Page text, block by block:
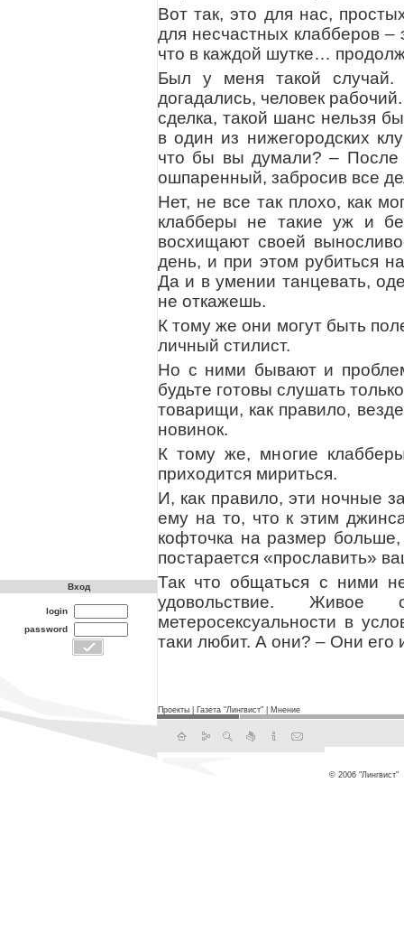
Вот так, это для нас,
для несчастных клабберов –
что в каждой шутке…
Был у меня такой
догадались, человек
сделка, такой шанс нельзя
в один из нижегородских
что бы вы думали? – После
ошпаренный, забросив все
Нет, не все так плохо, как
клабберы не такие уж и
восхищают своей
день, и при этом рубиться
Да и в умении танцевать,
не откажешь.
К тому же они могут быть
личный стилист.
Но с ними бывают и
будьте готовы слушать
товарищи, как правило,
новинок.
К тому же, многие
приходится мириться.
И, как правило, эти ночные
ему на то, что к этим
кофточка на размер
постарается «прославить»
Так что общаться с ними
удовольствие. Живое
метеросексуальности в
таки любит. А они? – Они его
Проекты Газета "Лингвист" Мнение
Вход
login
password
© 2006 "Лингвист"